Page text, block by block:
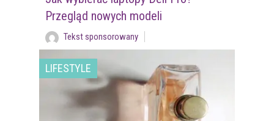
Przegląd nowych modeli
Tekst sponsorowany
LIFESTYLE